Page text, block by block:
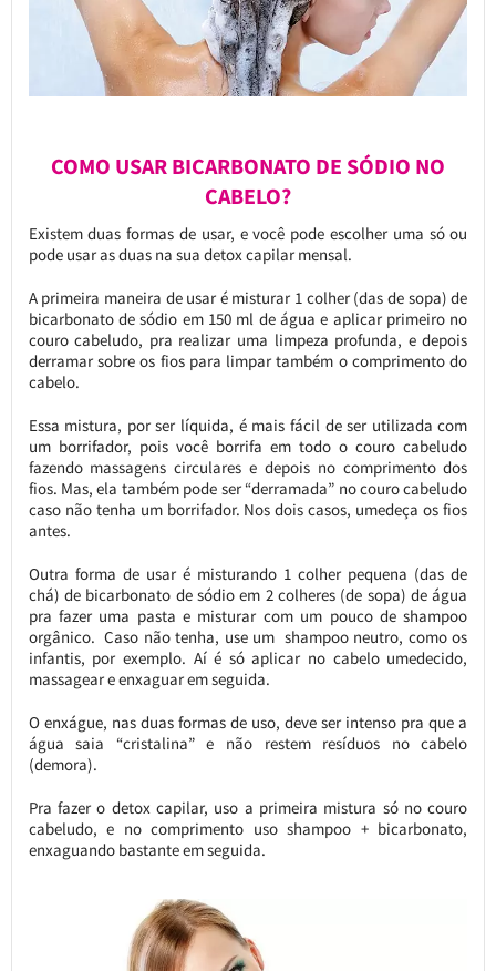
COMO USAR BICARBONATO DE SÓDIO NO
CABELO?
Existem duas formas de usar, e você pode escolher uma só ou
pode usar as duas na sua detox capilar mensal.
A primeira maneira de usar é misturar 1 colher (das de sopa) de
bicarbonato de sódio em 150 ml de água e aplicar primeiro no
couro cabeludo, pra realizar uma limpeza profunda, e depois
derramar sobre os fios para limpar também o comprimento do
cabelo.
Essa mistura, por ser líquida, é mais fácil de ser utilizada com
um borrifador, pois você borrifa em todo o couro cabeludo
fazendo massagens circulares e depois no comprimento dos
fios. Mas, ela também pode ser “derramada” no couro cabeludo
caso não tenha um borrifador. Nos dois casos, umedeça os fios
antes.
Outra forma de usar é misturando 1 colher pequena (das de
chá) de bicarbonato de sódio em 2 colheres (de sopa) de água
pra fazer uma pasta e misturar com um pouco de shampoo
orgânico. Caso não tenha, use um shampoo neutro, como os
infantis, por exemplo. Aí é só aplicar no cabelo umedecido,
massagear e enxaguar em seguida.
O enxágue, nas duas formas de uso, deve ser intenso pra que a
água saia “cristalina” e não restem resíduos no cabelo
(demora).
Pra fazer o detox capilar, uso a primeira mistura só no couro
cabeludo, e no comprimento uso shampoo + bicarbonato,
enxaguando bastante em seguida.